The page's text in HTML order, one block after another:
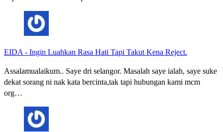
EIDA - Ingin Luahkan Rasa Hati Tapi Takut Kena Reject.
Assalamualaikum.. Saye dri selangor. Masalah saye ialah, saye suke
dekat sorang ni nak kata bercinta,tak tapi hubungan kami mcm
org…